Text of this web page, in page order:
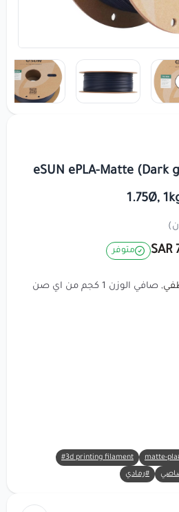
eSUN ePLA-Matte (Dark
1.75Ø,
متوفر
, صافي الوزن 1 كجم من اي صن
#3d printing filament
#رمادي